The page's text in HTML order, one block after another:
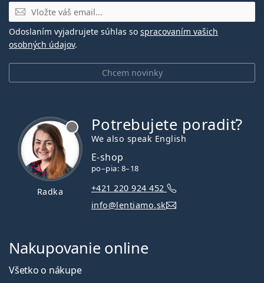
E-mail
Chcem novinky
Odoslaním vyjadrujete súhlas so spracovaním vašich
osobných údajov.
Radka
Potrebujete poradiť?
We also speak English
E-shop
po–pia: 8–18
+421 220 924 452
info@lentiamo.sk
Nakupovanie online
Všetko o nákupe